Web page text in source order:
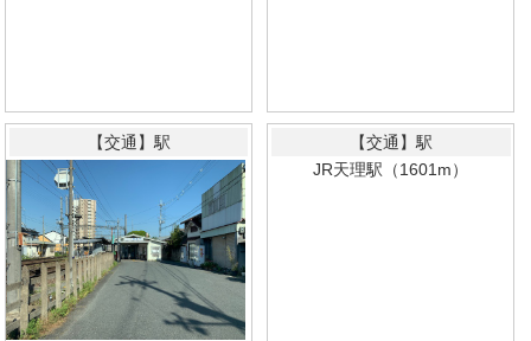
【交通】駅
【交通】駅
JR天理駅（1601m）